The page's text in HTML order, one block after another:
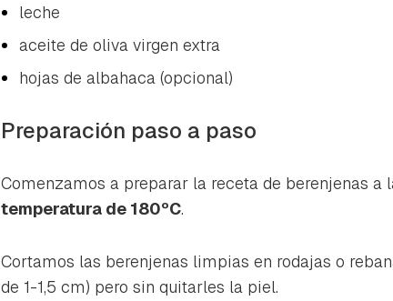
leche
aceite de oliva virgen extra
hojas de albahaca (opcional)
Preparación paso a paso
Comenzamos a preparar la receta de berenjenas a
temperatura de 180ºC.
Cortamos las berenjenas limpias en rodajas o
de 1-1,5 cm) pero sin quitarles la piel.